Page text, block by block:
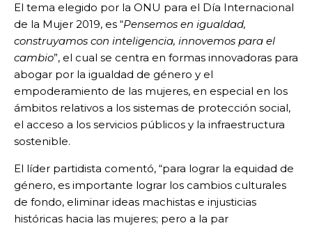
El tema elegido por la ONU para el Día Internacional
de la Mujer 2019, es “Pensemos en igualdad,
construyamos con inteligencia, innovemos para el
cambio”, el cual se centra en formas innovadoras para
abogar por la igualdad de género y el
empoderamiento de las mujeres, en especial en los
ámbitos relativos a los sistemas de protección social,
el acceso a los servicios públicos y la infraestructura
sostenible.
El líder partidista comentó, “para lograr la equidad de
género, es importante lograr los cambios culturales
de fondo, eliminar ideas machistas e injusticias
históricas hacia las mujeres; pero a la par